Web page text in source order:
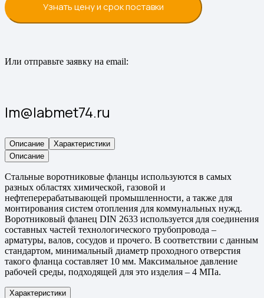
Узнать цену и срок поставки
Или отправьте заявку на email:
lm@labmet74.ru
Описание
Характеристики
Описание
Стальные воротниковые фланцы используются в самых
разных областях химической, газовой и
нефтеперерабатывающей промышленности, а также для
монтирования систем отопления для коммунальных нужд.
Воротниковый фланец DIN 2633 используется для соединения
составных частей технологического трубопровода –
арматуры, валов, сосудов и прочего. В соответствии с данным
стандартом, минимальный диаметр проходного отверстия
такого фланца составляет 10 мм. Максимальное давление
рабочей среды, подходящей для это изделия – 4 МПа.
Характеристики